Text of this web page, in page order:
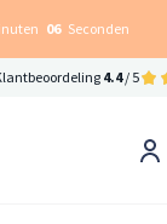
05 Seconden
4.4/ 5